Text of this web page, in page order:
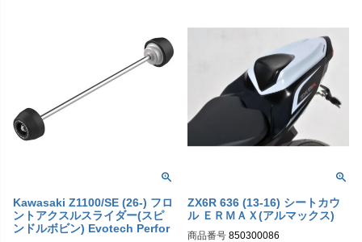
Kawasaki Z1100/SE (26-) フロ
ントアクスルスライダー(スピ
ンドルボビン) Evotech Perfor
ZX6R 636 (13-16) シートカウ
ル ＥＲＭＡＸ(アルマックス)
商品番号 850300086